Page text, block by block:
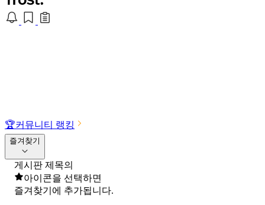
🏆커뮤니티 랭킹
즐겨찾기
게시판 제목의
아이콘을 선택하면
즐겨찾기에 추가됩니다.